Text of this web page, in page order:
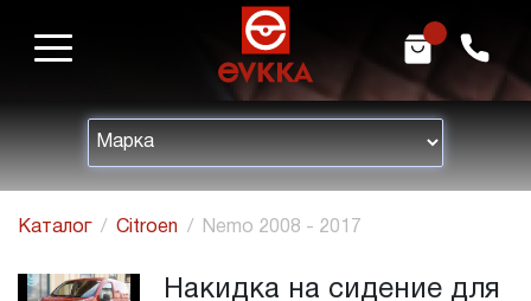
h m
Каталог Citroen Nemo 2008 - 2017
Накидка на сидение для